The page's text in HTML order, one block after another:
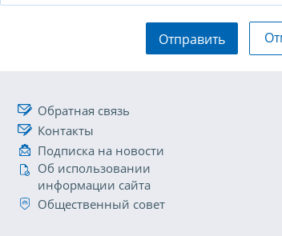
Отправить
Обратная связь
Контакты
Подписка на новости
Об использовании
информации сайта
Общественный совет